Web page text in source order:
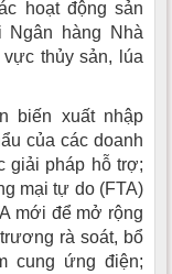
hoạt động sản
hàng Nhà
thủy sản, lúa
biến xuất nhập
của các doanh
giải pháp hỗ trợ;
mại tự do (FTA)
mới để mở rộng
rà soát, bổ
cung ứng điện;